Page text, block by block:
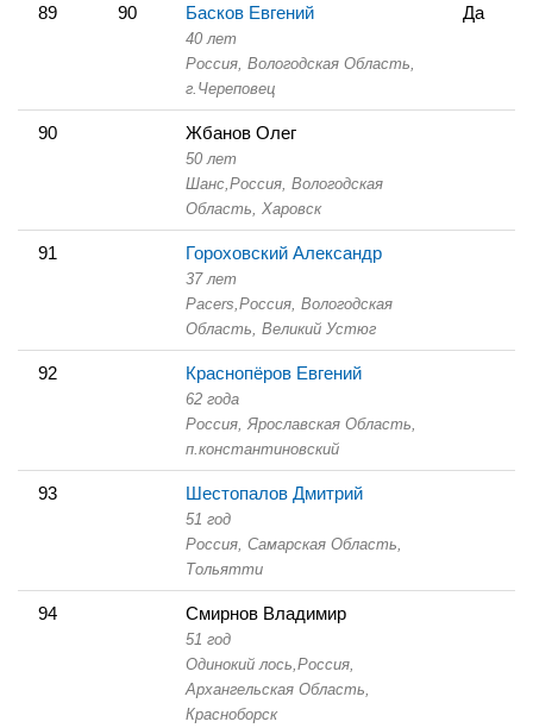
89 90 Басков Евгений
40 лет
Россия, Вологодская Область,
г.Череповец
Да
90 Жбанов Олег
50 лет
Шанс, Россия, Вологодская
Область,
Харовск
91 Гороховский Александр
37 лет
Pacers, Россия, Вологодская
Область, Великий Устюг
92 Краснопёров Евгений
62 года
Россия, Ярославская Область,
п.константиновский
93 Шестопалов Дмитрий
51 год
Россия, Самарская Область,
Тольятти
94 Смирнов Владимир
51 год
Одинокий лось, Россия,
Архангельская Область,
Красноборск